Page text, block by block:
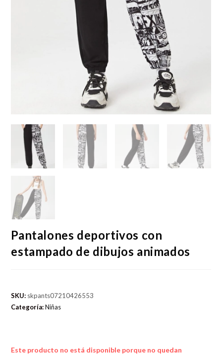
Pantalones deportivos con
estampado de dibujos animados
SKU: skpants07210426553
Categoría:Niñas
Este producto no está disponible porque no quedan